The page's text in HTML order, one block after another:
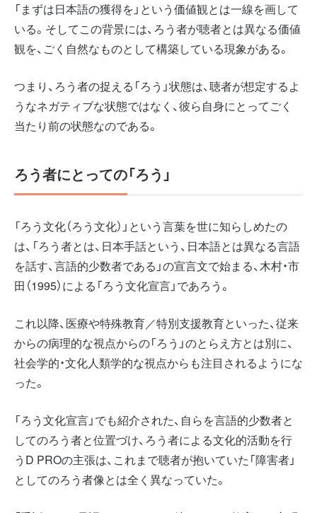
「まずは日本語の獲得を」という価値観とは一線を画して
いる。そしてこの背景には、ろう者が聴者とは異なる価値
観を、ごく自然なものとして構築している現象がある。
つまり、ろう者の捉える「ろう」状態は、聴者が想定するよ
うなネガティブな状態ではなく、彼ら自身にとってごく
当たり前の状態なのである。
ろう者にとっての「ろう」
「ろう文化（ろう文化）」という言葉を世に知らしめたの
は、「ろう者とは、日本手話という、日本語とは異なる言語
を話す、言語的少数者である」の宣言文で始まる、木村・市
田（1995）による「ろう文化宣言」であろう。
これ以降、医療や特殊教育／特別支援教育といった、従来
からの病理的な視点からの「ろう」のとらえ方とは別に、
社会学的・文化人類学的な視点からも注目されるようにな
った。
「ろう文化宣言」でも紹介された、自らを言語的少数者と
してのろう者と位置づけ、ろう者による文化的活動を行
うD PROの主張は、これまで聴者が抱いていた「障害者」
としてのろう者像とは全く異なっていた。